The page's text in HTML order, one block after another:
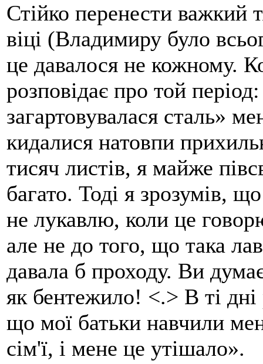
Стійко перенести важкий
віці (Владимиру було
це давалося не кожному.
розповідає про той
загартовувалася сталь»
кидалися натовпи
тисяч листів, я майже
багато. Тоді я зрозумів,
не лукавлю, коли це
але не до того, що така
давала б проходу. Ви
як бентежило! <.> В ті
що мої батьки навчили
сім'ї, і мене це утішало».